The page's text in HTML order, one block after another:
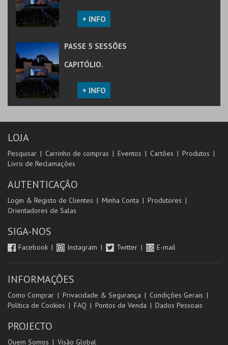
+ INFO
PASSE 5 SESSÕES
CAPITÓLIO.
+ INFO
LOJA
Pesquisar Carrinho de compras Eventos Cartões
Produtos
Livro de Reclamações
AUTENTICAÇÃO
Login & Registo de Clientes Minha Conta
Produtores
Orientadores de Salas
SIGA-NOS
Facebook Instagram Twitter E-mail
INFORMAÇÕES
Como Comprar Privacidade & Segurança
Condições Gerais
Política de Cookies
FAQ Pontos de Venda Dados Pessoais
PROJECTO
Quem Somos Visão Global